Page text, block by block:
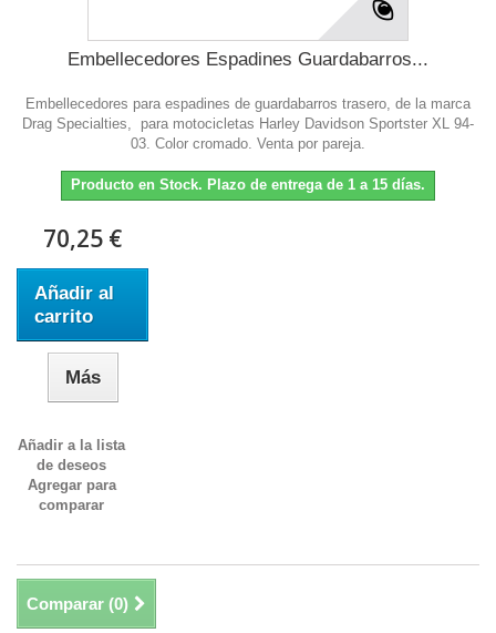
Embellecedores Espadines Guardabarros...
Embellecedores para espadines de guardabarros trasero, de la marca
Drag Specialties, para motocicletas Harley Davidson Sportster XL 94-
03. Color cromado. Venta por pareja.
Producto en Stock. Plazo de entrega de 1 a 15 días.
70,25 €
Añadir al
carrito
Más
Añadir a la lista
de deseos
Agregar para
comparar
Comparar (0)